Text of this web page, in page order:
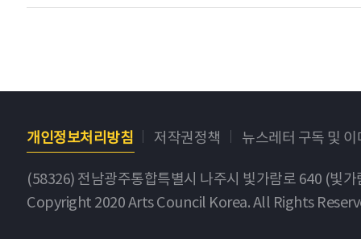
개인정보처리방침 저작권정책 뉴스레터 구독 및
(58326) 전남광주통합특별시 나주시 빛가람로 640 (빛
Copyright 2020 Arts Council Korea. All Rights